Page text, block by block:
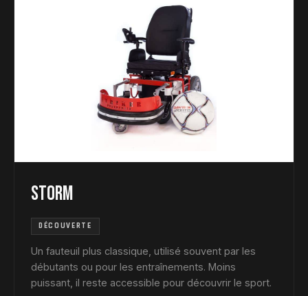
Storm
DÉCOUVERTE
Un fauteuil plus classique, utilisé souvent par les
débutants ou pour les entraînements. Moins
puissant, il reste accessible pour découvrir le sport.